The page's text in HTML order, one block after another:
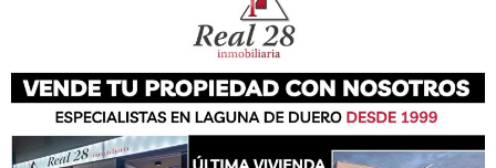
Nueva edición
disponible